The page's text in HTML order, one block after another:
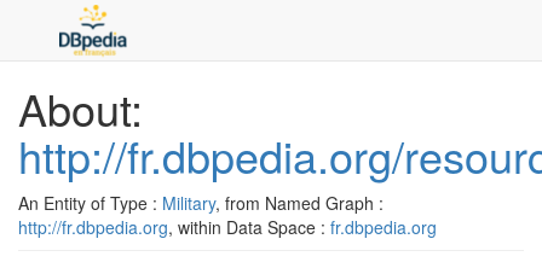
About:
http://fr.dbpedia.org/
An Entity of Type : Military, from Named Graph :
http://fr.dbpedia.org, within Data Space : fr.dbpedia.org